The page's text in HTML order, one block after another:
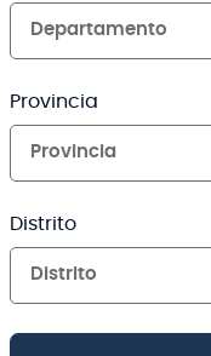
Departamento
Provincia
Provincia
Distrito
Distrito